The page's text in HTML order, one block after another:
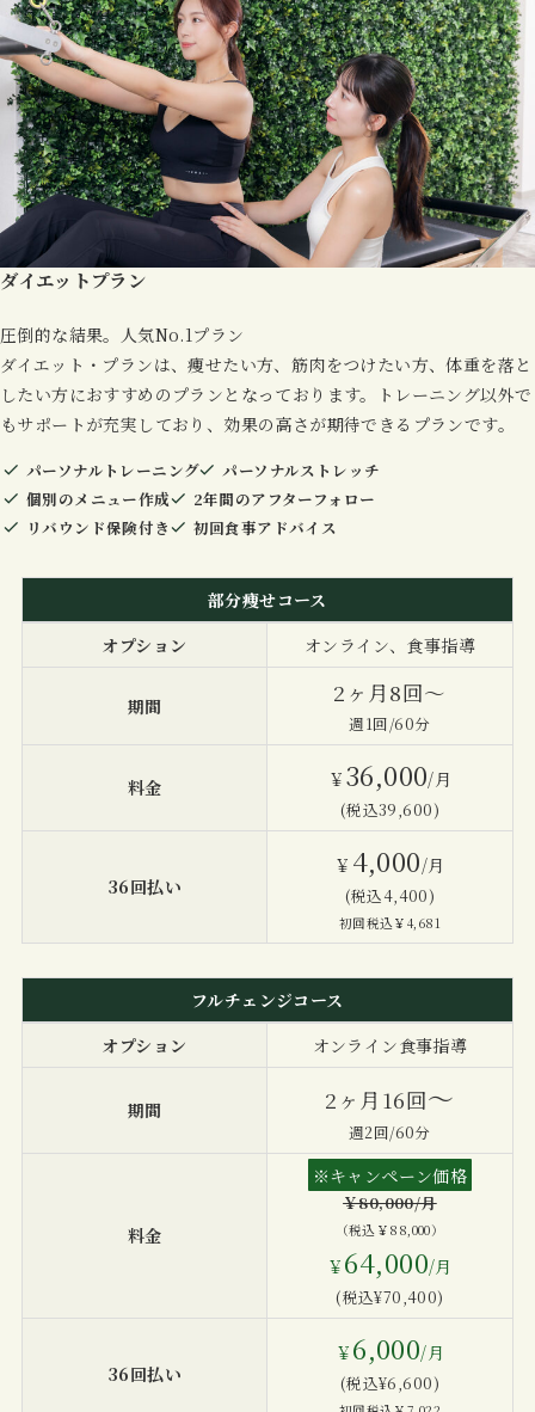
ダイエットプラン
圧倒的な結果。人気No.1プラン
ダイエット・プランは、痩せたい方、筋肉をつけたい方、体重を落と
したい方におすすめのプランとなっております。トレーニング以外で
もサポートが充実しており、効果の高さが期待できるプランです。
パーソナルトレーニング
パーソナルストレッチ
個別のメニュー作成
2年間のアフターフォロー
リバウンド保険付き
初回食事アドバイス
部分痩せコース
オプション
オンライン、食事指導
期間 2ヶ月8回〜
週1回/60分
料金 ￥ 36,000/月
(税込39,600)
36回払い
￥ 4,000/月
(税込4,400)
初回税込￥4,681
フルチェンジコース
オプション
オンライン食事指導
期間 2ヶ月16回〜
週2回/60分
料金
※キャンペーン価格
￥80,000/月
（税込￥88,000）
￥ 64,000/月
(税込¥70,400)
36回払い
￥ 6,000/月
(税込¥6,600)